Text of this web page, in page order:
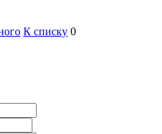
К списку 0